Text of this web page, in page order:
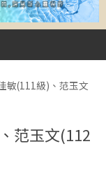
敏(111級)、范玉文
范玉文(112